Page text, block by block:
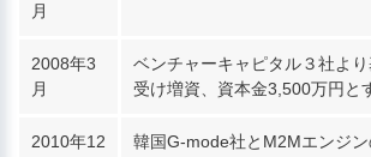
月
2008年3
月
ベンチャーキャピタル３社よ
受け増資、資本金3,500万円と
2010年12
韓国G-mode社とM2Mエンジ